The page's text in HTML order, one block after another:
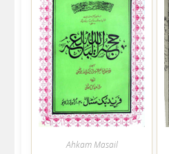
Ahkam Masail